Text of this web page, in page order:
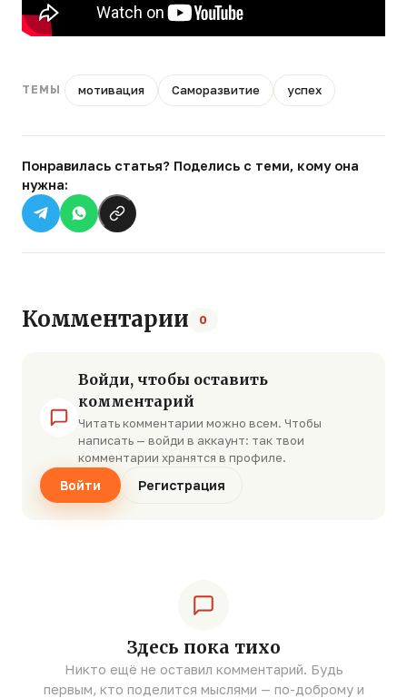
ТЕМЫ мотивация Саморазвитие успех
Понравилась статья? Поделись с теми, кому она
нужна:
Комментарии 0
Войди, чтобы оставить
комментарий
Читать комментарии можно всем. Чтобы
написать — войди в аккаунт: так твои
комментарии хранятся в профиле.
Войти Регистрация
Здесь пока тихо
Никто ещё не оставил комментарий. Будь
первым, кто поделится мыслями — по-доброму и